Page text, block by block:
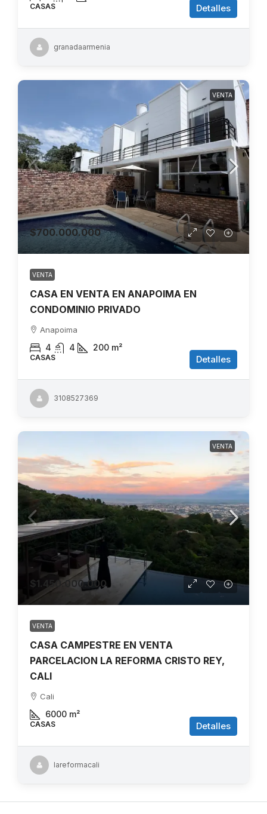
CASAS Detalles
granadaarmenia
VENTA
$700.000.000
VENTA
CASA EN VENTA EN ANAPOIMA EN
CONDOMINIO PRIVADO
Anapoima
4 4 200 m²
CASAS Detalles
3108527369
VENTA
$1.450.000.000
VENTA
CASA CAMPESTRE EN VENTA
PARCELACION LA REFORMA CRISTO REY,
CALI
Cali
6000 m²
CASAS Detalles
lareformacali